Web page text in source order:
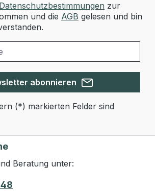
Datenschutzbestimmungen zur
und die AGB gelesen und bin
abonnieren
(*) markierten Felder sind
Beratung unter: